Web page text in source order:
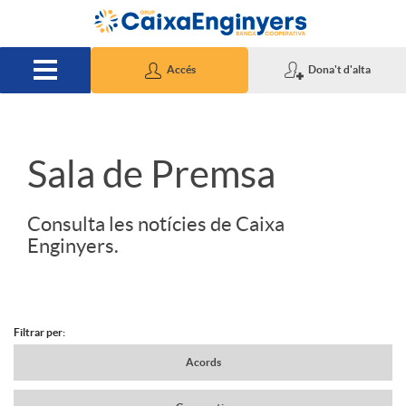
Salta al contingut principal
Accés Dona't d'alta
S
d
Sala de Premsa
Consulta les notícies de Caixa
Enginyers.
N
Filtrar per:
Acords